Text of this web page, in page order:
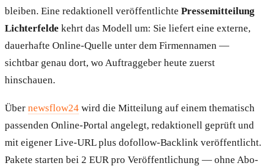
bleiben. Eine redaktionell veröffentlichte Pressemitteilung
Lichterfelde kehrt das Modell um: Sie liefert eine externe,
dauerhafte Online-Quelle unter dem Firmennamen —
sichtbar genau dort, wo Auftraggeber heute zuerst
hinschauen.
Über newsflow24 wird die Mitteilung auf einem thematisch
passenden Online-Portal angelegt, redaktionell geprüft und
mit eigener Live-URL plus dofollow-Backlink veröffentlicht.
Pakete starten bei 2 EUR pro Veröffentlichung — ohne Abo-